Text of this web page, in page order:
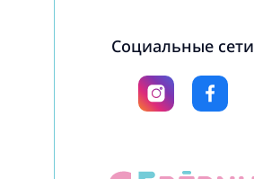
Социальные сети